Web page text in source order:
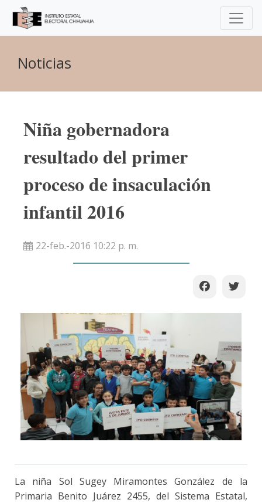
Noticias
Niña gobernadora
resultado del primer
proceso de insaculación
infantil 2016
22-feb.-2016 10:22 p. m.
La niña Sol Sugey Miramontes González de la
Primaria Benito Juárez 2455, del Sistema Estatal,